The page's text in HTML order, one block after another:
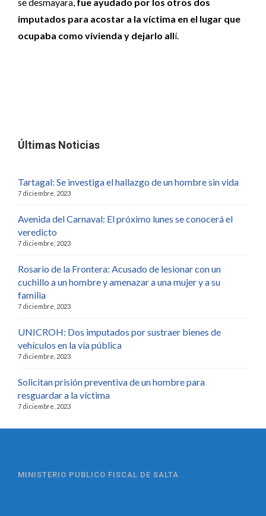
se desmayara, fue ayudado por los otros dos
imputados para acostar a la víctima en el lugar que
ocupaba como vivienda y dejarlo allí.
Últimas Noticias
Tartagal: Se investiga el hallazgo de un hombre sin vida
7 diciembre, 2023
Avenida del Carnaval: El próximo lunes se conocerá el
veredicto
7 diciembre, 2023
Rosario de la Frontera: Acusado de lesionar con un
cuchillo a un hombre y amenazar a una mujer y a su
familia
7 diciembre, 2023
UNICROH: Dos imputados por sustraer bienes de
vehículos en la vía pública
7 diciembre, 2023
Solicitan prisión preventiva de un hombre para
resguardar a la víctima
7 diciembre, 2023
MINISTERIO PUBLICO FISCAL DE SALTA